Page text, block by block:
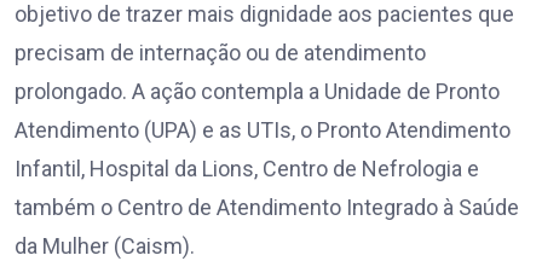
objetivo de trazer mais dignidade aos pacientes que
precisam de internação ou de atendimento
prolongado. A ação contempla a Unidade de Pronto
Atendimento (UPA) e as UTIs, o Pronto Atendimento
Infantil, Hospital da Lions, Centro de Nefrologia e
também o Centro de Atendimento Integrado à Saúde
da Mulher (Caism).